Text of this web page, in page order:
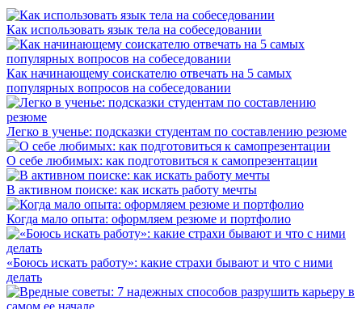
Как использовать язык тела на собеседовании
Как начинающему соискателю отвечать на 5 самых
популярных вопросов на собеседовании
Легко в ученье: подсказки студентам по составлению резюме
О себе любимых: как подготовиться к самопрезентации
В активном поиске: как искать работу мечты
Когда мало опыта: оформляем резюме и портфолио
«Боюсь искать работу»: какие страхи бывают и что с ними
делать